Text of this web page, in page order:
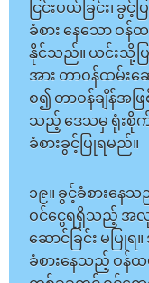
ငြင်းပယ်ခြင်း၊ ခွ
ခံစား နေသော ဝန်
နိုင်သည်။ ယင်းသို့ပြ
အား တာဝန်ထမ်း
စ၍ တာဝန်ချိန်အဖ
သည့် ဒေသမှ ရုံးစို
ခံစားခွင့်ပြုရမည်။
၁၉။ ခွင့်ခံစားန
ဝင်ငွေရရှိသည့် အလု
ဆောင်ခြင်း မပြုရ
ခံစားနေသည့် ဝန်